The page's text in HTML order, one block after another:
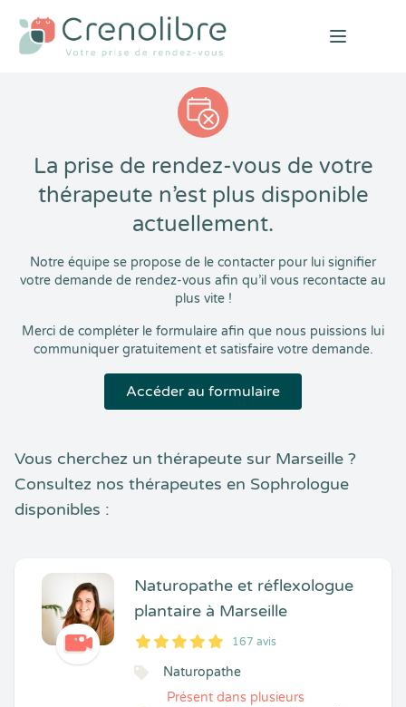
Open
La prise de rendez-vous de votre
thérapeute n’est plus disponible
actuellement.
Notre équipe se propose de le contacter pour lui signifier
votre demande de rendez-vous afin qu’il vous recontacte au
plus vite !
Merci de compléter le formulaire afin que nous puissions lui
communiquer gratuitement et satisfaire votre demande.
Accéder au formulaire
Vous cherchez un thérapeute sur Marseille ?
Consultez nos thérapeutes en Sophrologue
disponibles :
Naturopathe et réflexologue
plantaire à Marseille
5
1
5
167 167 avis
Naturopathe
Présent dans plusieurs